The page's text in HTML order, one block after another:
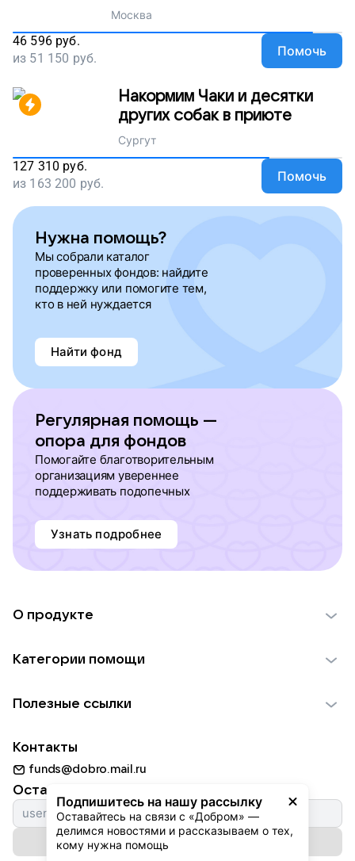
Москва
46 596 руб.
из 51 150 руб. Помочь
Накормим Чаки и десятки
других собак в приюте
Сургут
127 310 руб.
из 163 200 руб. Помочь
Нужна помощь?
Мы собрали каталог
проверенных фондов: найдите
поддержку или помогите тем,
кто в ней нуждается
Найти фонд
Регулярная помощь —
опора для фондов
Помогайте благотворительным
организациям увереннее
поддерживать подопечных
Узнать подробнее
Подпишитесь на нашу рассылку
Оставайтесь на связи с «Добром» —
делимся новостями и рассказываем о тех,
кому нужна помощь
О продукте
Использование материалов
Для НКО
Партнерам
Категории помощи
Пожилым
Животным
Природе
Культуре
Фондам
Полезные ссылки
Добрый день
Истории
Автоплатежи
Контакты
funds@dobro.mail.ru
Оставайтесь с нами
Подписаться на рассылку